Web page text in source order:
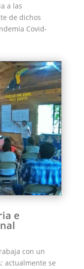
a las
de dichos
Covid-
e
con un
actualmente se